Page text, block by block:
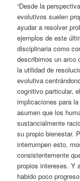
“Desde la
evolutivos suelen
ayudar a resolver
ejemplos de este
disciplinaria como
describimos un arco
la utilidad de
evolutiva
cognitivo particular,
implicaciones para
asumen que los
sustancialmente
su propio bienestar.
interrumpen esto,
consistentemente
propios intereses. Y
habido poco